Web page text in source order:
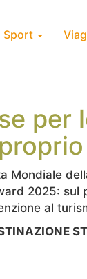
Sport
per
Mondiale
2025: sul
al